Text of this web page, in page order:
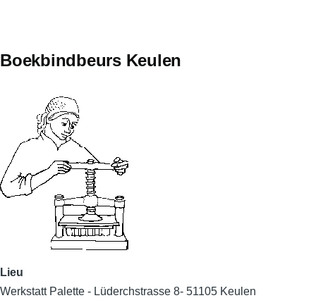
Boekbindbeurs Keulen
Lieu
Werkstatt Palette - Lüderchstrasse 8- 51105 Keulen